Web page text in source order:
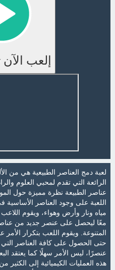
إلعب الآن Play Now
لعبة دمج العناصر الطبيعية هي من
الرائعة التي تقدم لمحبي العلوم
عناصر الطبيعة نظرة مميزة حول
اللعبة على وجود العناصر الأساسية
مياه ونار وأرض وهواء، ويقوم اللاعب
معًا ليحصل على عنصر جديد من
المتنوعة. ويقوم اللعب بتكرار الأمر
عنصرًا، ليس الأمر سهلًا كما يعتقد
هذه العمليات الكيميائية إلى الكثير